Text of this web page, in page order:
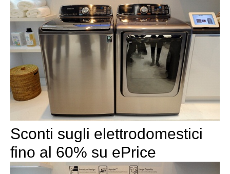
Sconti sugli elettrodomestici
fino al 60% su ePrice